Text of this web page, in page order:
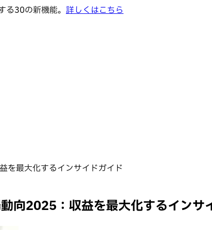
30の新機能。 詳しくはこちら
を最大化するインサイドガイド
向2025：収益を最大化するインサ